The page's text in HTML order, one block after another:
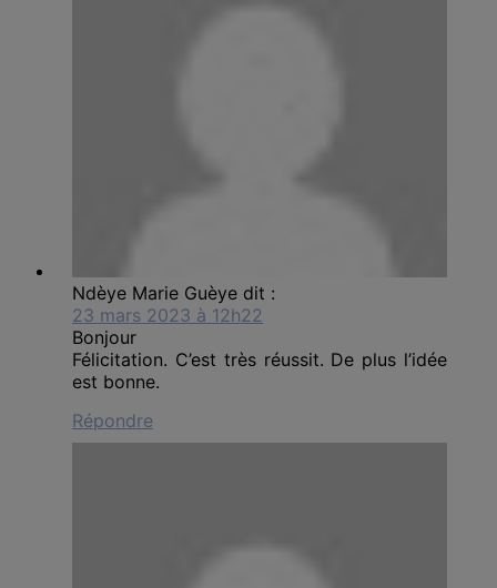
Ndèye Marie Guèye dit :
23 mars 2023 à 12h22
Bonjour
Félicitation. C’est très réussit. De plus l’idée
est bonne.
Répondre